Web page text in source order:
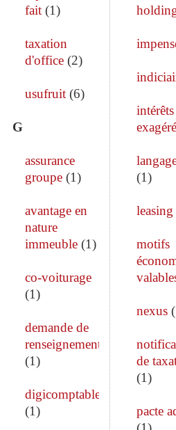
fait(1)
taxation
d'office(2)
usufruit(6)
G
assurance
groupe(1)
avantage en
nature
immeuble(1)
co-voiturage
(1)
demande de
renseignements
(1)
digicomptable
(1)
intérêts
(1)
leasing
motifs
nexus(
de
(1)
pacte